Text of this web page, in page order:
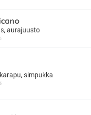
aurajuusto
simpukka